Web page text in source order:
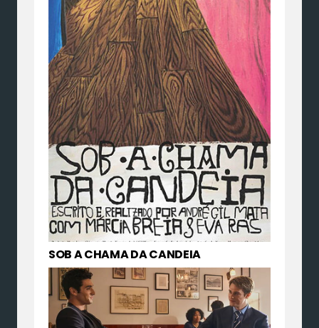
SOB A CHAMA DA CANDEIA